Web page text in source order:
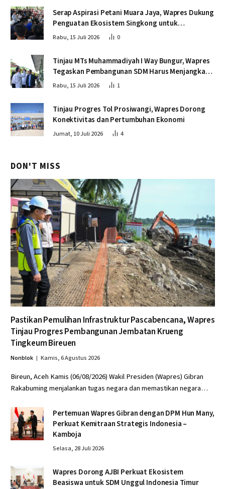
Serap Aspirasi Petani Muara Jaya, Wapres Dukung
Penguatan Ekosistem Singkong untuk
Swasembada Pangan
Rabu, 15 Juli 2026 0
Tinjau MTs Muhammadiyah I Way Bungur, Wapres
Tegaskan Pembangunan SDM Harus Menjangkau
Seluruh Sekolah
Rabu, 15 Juli 2026 1
Tinjau Progres Tol Prosiwangi, Wapres Dorong
Konektivitas dan Pertumbuhan Ekonomi
Jumat, 10 Juli 2026 4
DON'T MISS
Pastikan Pemulihan Infrastruktur Pascabencana, Wapres
Tinjau Progres Pembangunan Jembatan Krueng
Tingkeum Bireuen
Nonblok Kamis, 6 Agustus 2026
Bireun, Aceh Kamis (06/08/2026) Wakil Presiden (Wapres) Gibran
Rakabuming menjalankan tugas negara dan memastikan negara…
Pertemuan Wapres Gibran dengan DPM Hun Many,
Perkuat Kemitraan Strategis Indonesia –
Kamboja
Selasa, 28 Juli 2026
Wapres Dorong AJBI Perkuat Ekosistem
Beasiswa untuk SDM Unggul Indonesia Timur